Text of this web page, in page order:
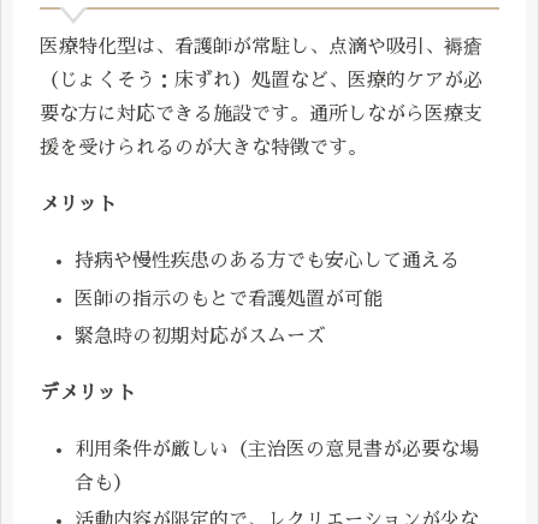
医療特化型は、看護師が常駐し、点滴や吸引、褥瘡
（じょくそう：床ずれ）処置など、医療的ケアが必
要な方に対応できる施設です。通所しながら医療支
援を受けられるのが大きな特徴です。
メリット
持病や慢性疾患のある方でも安心して通える
医師の指示のもとで看護処置が可能
緊急時の初期対応がスムーズ
デメリット
利用条件が厳しい（主治医の意見書が必要な場
合も）